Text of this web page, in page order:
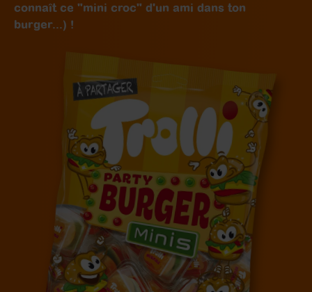
connaît ce "mini croc" d'un ami dans ton
burger...) !